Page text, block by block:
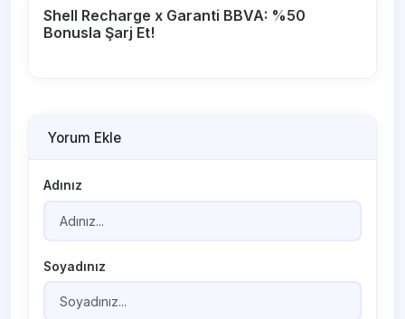
Shell Recharge x Garanti BBVA: %50
Bonusla Şarj Et!
Yorum Ekle
Adınız
Soyadınız